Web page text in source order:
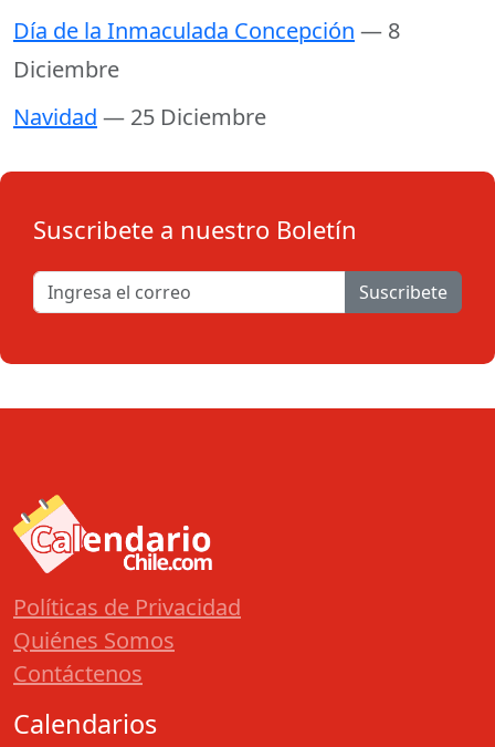
Día de la Inmaculada Concepción — 8
Diciembre
Navidad — 25 Diciembre
Suscribete a nuestro Boletín
Suscribete
Políticas de Privacidad
Quiénes Somos
Contáctenos
Calendarios